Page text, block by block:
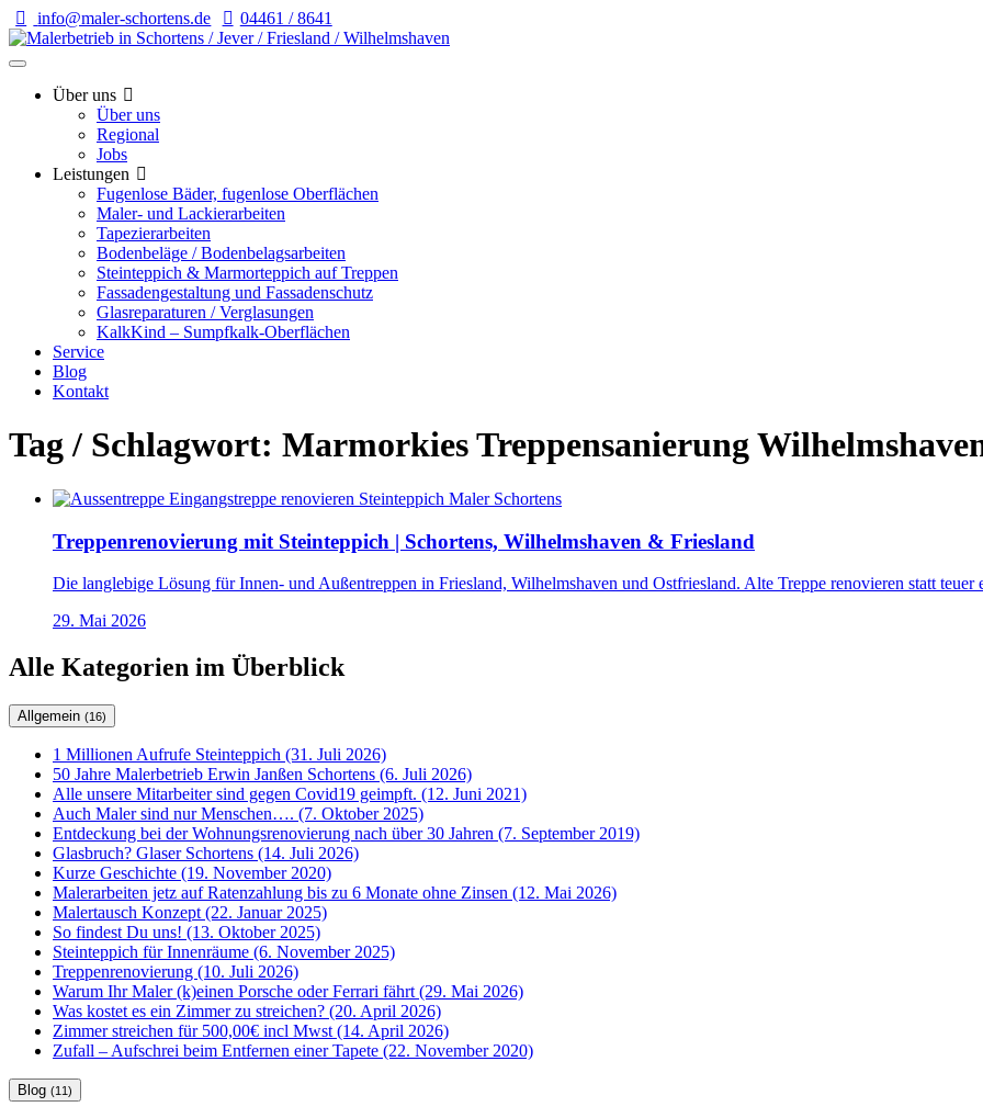
info@maler-schortens.de 04461 / 8641
Über uns
Über uns
Regional
Jobs
Leistungen
Fugenlose Bäder, fugenlose Oberflächen
Maler- und Lackierarbeiten
Tapezierarbeiten
Bodenbeläge / Bodenbelagsarbeiten
Steinteppich & Marmorteppich auf Treppen
Fassadengestaltung und Fassadenschutz
Glasreparaturen / Verglasungen
KalkKind – Sumpfkalk-Oberflächen
Service
Blog
Kontakt
Tag / Schlagwort: Marmorkies Treppensanierung
Treppenrenovierung mit Steinteppich | Schortens, Wilhelmshaven & Friesland
Die langlebige Lösung für Innen- und Außentreppen in Friesland, Wilhelmshaven und Ostfriesland. Alte Treppe renovieren statt teuer
29. Mai 2026
Alle Kategorien im Überblick
Allgemein (16)
1 Millionen Aufrufe Steinteppich (31. Juli 2026)
50 Jahre Malerbetrieb Erwin Janßen Schortens (6. Juli 2026)
Alle unsere Mitarbeiter sind gegen Covid19 geimpft. (12. Juni 2021)
Auch Maler sind nur Menschen…. (7. Oktober 2025)
Entdeckung bei der Wohnungsrenovierung nach über 30 Jahren (7. September 2019)
Glasbruch? Glaser Schortens (14. Juli 2026)
Kurze Geschichte (19. November 2020)
Malerarbeiten jetz auf Ratenzahlung bis zu 6 Monate ohne Zinsen (12. Mai 2026)
Malertausch Konzept (22. Januar 2025)
So findest Du uns! (13. Oktober 2025)
Steinteppich für Innenräume (6. November 2025)
Treppenrenovierung (10. Juli 2026)
Warum Ihr Maler (k)einen Porsche oder Ferrari fährt (29. Mai 2026)
Was kostet es ein Zimmer zu streichen? (20. April 2026)
Zimmer streichen für 500,00€ incl Mwst (14. April 2026)
Zufall – Aufschrei beim Entfernen einer Tapete (22. November 2020)
Blog (11)